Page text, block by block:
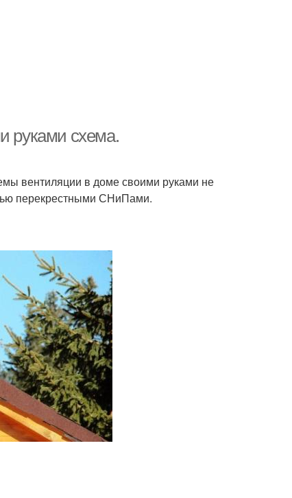
руками схема.
вентиляции в доме своими руками не
перекрестными СНиПами.